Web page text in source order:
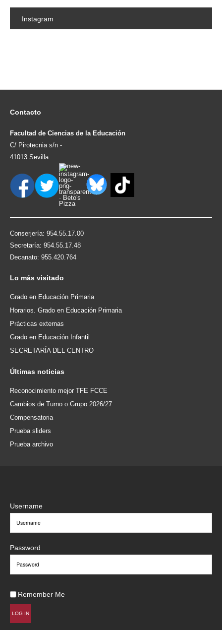
Instagram
Contacto
Facultad de Ciencias de la Educación
C/ Pirotecnia s/n -
41013 Sevilla
Conserjería: 954.55.17.00
Secretaría: 954.55.17.48
Decanato: 955.420.764
Lo más visitado
Grado en Educación Primaria
Horarios. Grado en Educación Primaria
Prácticas externas
Grado en Educación Infantil
SECRETARÍA DEL CENTRO
Últimas noticias
Reconocimiento mejor TFE FCCE
Cambios de Turno o Grupo 2026/27
Compensatoria
Prueba sliders
Prueba archivo
Username
Password
Remember Me
LOG IN